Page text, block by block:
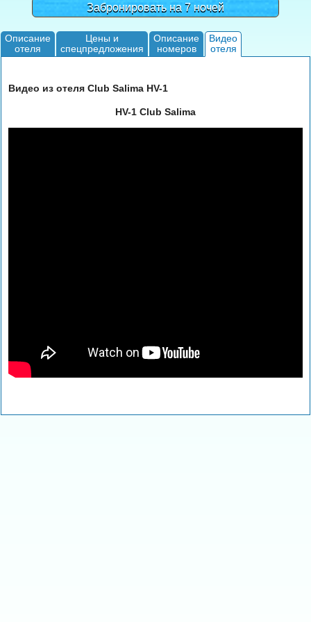
Забронировать на 7 ночей
Описание
отеля
Цены и
спецпредложения
Описание
номеров
Видео
отеля
Видео из отеля Club Salima HV-1
HV-1 Club Salima